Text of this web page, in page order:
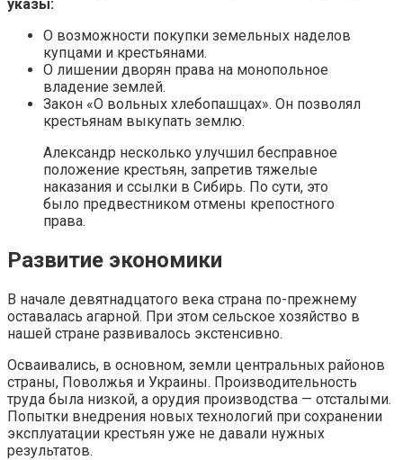
указы:
О возможности покупки земельных наделов
купцами и крестьянами.
О лишении дворян права на монопольное
владение землей.
Закон «О вольных хлебопашцах». Он позволял
крестьянам выкупать землю.
Александр несколько улучшил бесправное
положение крестьян, запретив тяжелые
наказания и ссылки в Сибирь. По сути, это
было предвестником отмены крепостного
права.
Развитие экономики
В начале девятнадцатого века страна по-прежнему
оставалась агарной. При этом сельское хозяйство в
нашей стране развивалось экстенсивно.
Осваивались, в основном, земли центральных районов
страны, Поволжья и Украины. Производительность
труда была низкой, а орудия производства — отсталыми.
Попытки внедрения новых технологий при сохранении
эксплуатации крестьян уже не давали нужных
результатов.